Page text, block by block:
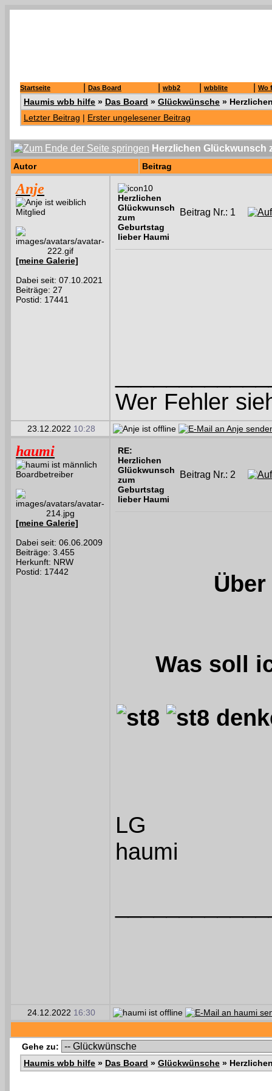
Startseite Das Board wbb2 wbblite Wo
Haumis wbb hilfe » Das Board » Glückwünsche »
Letzter Beitrag | Erster ungelesener Beitrag
Herzlichen Glückwunsch
Autor Beitrag
Anje
Mitglied
[meine Galerie]
Dabei seit: 07.10.2021
Beiträge: 27
Postid: 17441
Herzlichen
Glückwunsch
zum
Geburtstag
lieber Haumi
Beitrag Nr.: 1
Wer Fehler
23.12.2022 10:28
haumi
Boardbetreiber
[meine Galerie]
Dabei seit: 06.06.2009
Beiträge: 3.455
Herkunft: NRW
Postid: 17442
RE:
Herzlichen
Glückwunsch
zum
Geburtstag
lieber Haumi
Beitrag Nr.: 2
Was soll
LG
haumi
24.12.2022 16:30
Gehe zu:
Haumis wbb hilfe » Das Board » Glückwünsche »